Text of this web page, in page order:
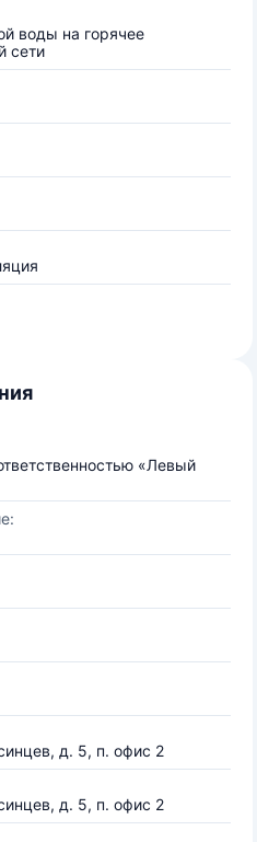
воды на горячее
сети
«Левый
д. 5, п. офис 2
д. 5, п. офис 2